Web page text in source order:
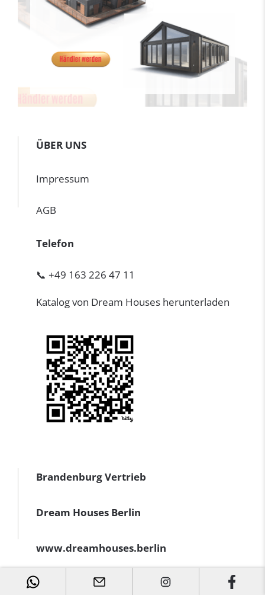
ÜBER UNS
Impressum
AGB
Telefon
📞 +49 163 226 47 11
Katalog von Dream Houses herunterladen
Brandenburg Vertrieb
Dream Houses Berlin
www.dreamhouses.berlin
Social Media